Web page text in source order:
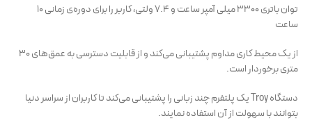
توان باتری 3300 میلی آمپر ساعت و 7.4 ولتی، کاربر را برای دوره‌ی زمانی 10
ساعت
از یک محیط کاری مداوم پشتیبانی می‌کند و از قابلیت دسترسی به عمق‌های 30
متری برخوردار است.
دستگاه Troy یک پلتفرم چند زبانی را پشتیبانی می‌کند تا کاربران از سراسر دنیا
بتوانند با سهولت از آن استفاده نمایند.